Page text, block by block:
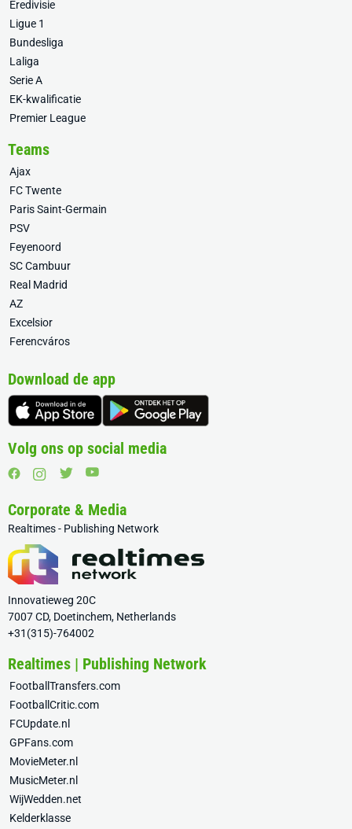
Eredivisie
Ligue 1
Bundesliga
Laliga
Serie A
EK-kwalificatie
Premier League
Teams
Ajax
FC Twente
Paris Saint-Germain
PSV
Feyenoord
SC Cambuur
Real Madrid
AZ
Excelsior
Ferencváros
Download de app
Volg ons op social media
Corporate & Media
Realtimes - Publishing Network
Innovatieweg 20C
7007 CD, Doetinchem, Netherlands
+31(315)-764002
Realtimes | Publishing Network
FootballTransfers.com
FootballCritic.com
FCUpdate.nl
GPFans.com
MovieMeter.nl
MusicMeter.nl
WijWedden.net
Kelderklasse